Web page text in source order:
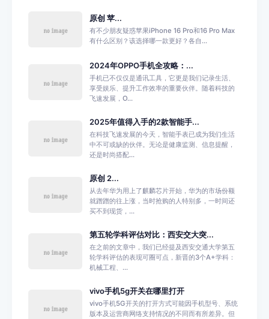
原创 苹...
有不少朋友疑惑苹果iPhone 16 Pro和16 Pro Max
有什么区别？该选择哪一款更好？各自...
2024年OPPO手机全攻略：...
手机已不仅仅是通讯工具，它更是我们记录生活、
享受娱乐、提升工作效率的重要伙伴。随着科技的
飞速发展，O...
2025年值得入手的2款智能手...
在科技飞速发展的今天，智能手表已成为我们生活
中不可或缺的伙伴。无论是健康监测、信息提醒，
还是时尚搭配...
原创 2...
从去年华为用上了麒麟芯片开始，华为的市场份额
就蹭蹭的往上涨，当时抢购的人特别多，一时间还
买不到现货，...
第五轮学科评估对比：西安交大突...
在之前的文章中，我们已经提及西安交通大学第五
轮学科评估的表现可圈可点，新晋的3个A+学科：
机械工程、...
vivo手机5g开关在哪里打开
vivo手机5G开关的打开方式可能因手机型号、系统
版本及运营商网络支持情况的不同而有所差异。但